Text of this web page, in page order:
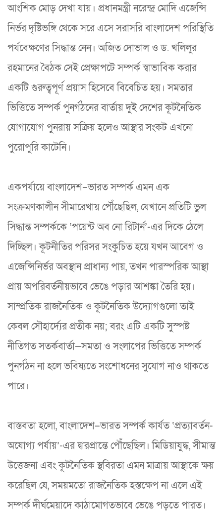
আংশিক মোড় দেখা যায়। প্রধানমন্ত্রী নরেন্দ্র মোদি এজেন্সি
নির্ভর দৃষ্টিভঙ্গি থেকে সরে এসে সরাসরি বাংলাদেশ পরিস্থিতি
পর্যবেক্ষণের সিদ্ধান্ত নেন। অজিত দোভাল ও ড. খলিলুর
রহমানের বৈঠক সেই প্রেক্ষাপটে সম্পর্ক স্বাভাবিক করার
একটি গুরুত্বপূর্ণ প্রয়াস হিসেবে বিবেচিত হয়। সমতার
ভিত্তিতে সম্পর্ক পুনর্গঠনের বার্তায় দুই দেশের কূটনৈতিক
যোগাযোগ পুনরায় সক্রিয় হলেও আস্থার সংকট এখনো
পুরোপুরি কাটেনি।
একপর্যায়ে বাংলাদেশ–ভারত সম্পর্ক এমন এক
সংক্রমণকালীন সীমারেখায় পৌঁছেছিল, যেখানে প্রতিটি ভুল
সিদ্ধান্ত সম্পর্ককে ‘পয়েন্ট অব নো রিটার্ন’-এর দিকে ঠেলে
দিচ্ছিল। কূটনীতির পরিসর সংকুচিত হয়ে যখন আবেগ ও
এজেন্সিনির্ভর অবস্থান প্রাধান্য পায়, তখন পারস্পরিক আস্থা
প্রায় অপরিবর্তনীয়ভাবে ভেঙে পড়ার আশঙ্কা তৈরি হয়।
সাম্প্রতিক রাজনৈতিক ও কূটনৈতিক উদ্যোগগুলো তাই
কেবল সৌহার্দ্যের প্রতীক নয়; বরং এটি একটি সুস্পষ্ট
নীতিগত সতর্কবার্তা—সমতা ও সংলাপের ভিত্তিতে সম্পর্ক
পুনর্গঠন না হলে ভবিষ্যতে সংশোধনের সুযোগ নাও থাকতে
পারে।
বাস্তবতা হলো, বাংলাদেশ–ভারত সম্পর্ক কার্যত ‘প্রত্যাবর্তন-
অযোগ্য পর্যায়’-এর দ্বারপ্রান্তে পৌঁছেছিল। মিডিয়াযুদ্ধ, সীমান্ত
উত্তেজনা এবং কূটনৈতিক স্থবিরতা এমন মাত্রায় আস্থাকে ক্ষয়
করেছিল যে, সময়মতো রাজনৈতিক হস্তক্ষেপ না এলে এই
সম্পর্ক দীর্ঘমেয়াদে কাঠামোগতভাবে ভেঙে পড়তে পারত।